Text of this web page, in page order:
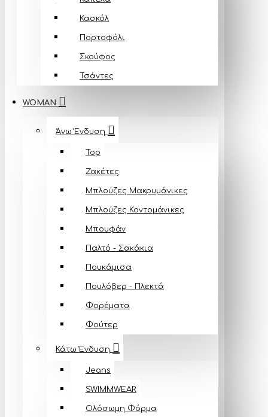
Κασκόλ
Πορτοφόλι
Σκούφος
Τσάντες
WOMAN
Άνω Ένδυση
Top
Ζακέτες
Μπλούζες Mακρυμάνικες
Μπλούζες Κοντομάνικες
Μπουφάν
Παλτό - Σακάκια
Πουκάμισα
Πουλόβερ - Πλεκτά
Φορέματα
Φούτερ
Κάτω Ένδυση
Jeans
SWIMMWEAR
Ολόσωμη Φόρμα